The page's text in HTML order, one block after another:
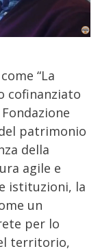
“La
cofinanziato
patrimonio
della
agile e
istituzioni, la
un
per lo
territorio,